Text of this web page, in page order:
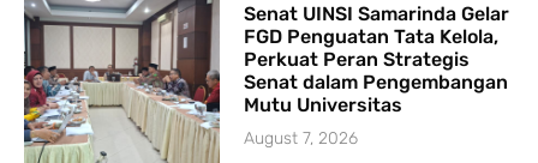
Senat UINSI Samarinda Gelar
FGD Penguatan Tata Kelola,
Perkuat Peran Strategis
Senat dalam Pengembangan
Mutu Universitas
August 7, 2026